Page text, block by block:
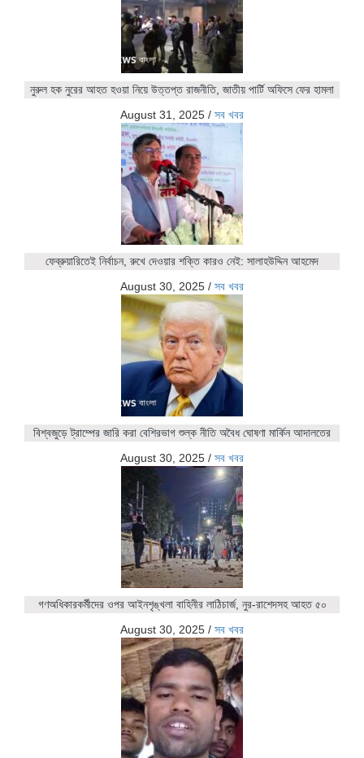
নুরুল হক নুরের আহত হওয়া নিয়ে উত্তপ্ত রাজনীতি, জাতীয় পার্টি অফিসে ফের হামলা
August 31, 2025 / সব খবর
ফেব্রুয়ারিতেই নির্বাচন, রুখে দেওয়ার শক্তি কারও নেই: সালাহউদ্দিন আহমেদ
August 30, 2025 / সব খবর
বিশ্বজুড়ে ট্রাম্পের জারি করা বেশিরভাগ শুল্ক নীতি অবৈধ ঘোষণা মার্কিন আদালতের
August 30, 2025 / সব খবর
গণঅধিকারকর্মীদের ওপর আইনশৃঙ্খলা বাহিনীর লাঠিচার্জ, নুর-রাশেদসহ আহত ৫০
August 30, 2025 / সব খবর